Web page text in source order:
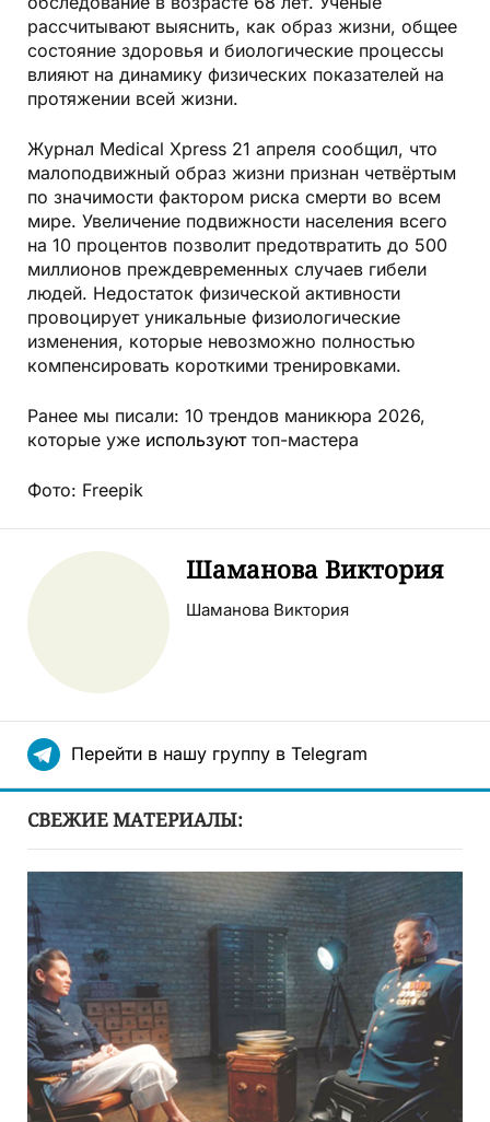
рассчитывают выяснить, как образ жизни, общее
состояние здоровья и биологические процессы
влияют на динамику физических показателей на
протяжении всей жизни.
Журнал Medical Xpress 21 апреля сообщил, что
малоподвижный образ жизни признан четвёртым
по значимости фактором риска смерти во всем
мире. Увеличение подвижности населения всего
на 10 процентов позволит предотвратить до 500
миллионов преждевременных случаев гибели
людей. Недостаток физической активности
провоцирует уникальные физиологические
изменения, которые невозможно полностью
компенсировать короткими тренировками.
Ранее мы писали: 10 трендов маникюра 2026,
которые уже используюттоп-мастера
Фото: Freepik
Шаманова Виктория
Шаманова Виктория
Перейти в нашу группу в Telegram
СВЕЖИЕ МАТЕРИАЛЫ: